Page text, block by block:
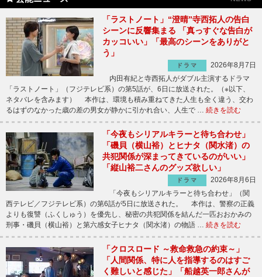
「ラストノート」“澄晴”寺西拓人の告白
シーンに反響集まる 「真っすぐな告白が
カッコいい」「最高のシーンをありがと
う」
ドラマ
2026年8月7日
内田有紀と寺西拓人がダブル主演するドラマ
「ラストノート」（フジテレビ系）の第5話が、6日に放送された。（※以下、
ネタバレを含みます） 本作は、環境も積み重ねてきた人生も全く違う、交わ
るはずのなかった歳の差の男女が静かに引かれ合い、人生で … 続きを読む
「今夜もシリアルキラーと待ち合わせ」
「磯貝（横山裕）とヒナタ（関水渚）の
共犯関係が深まってきているのがいい」
「縦山裕二さんのグッズ欲しい」
ドラマ
2026年8月6日
「今夜もシリアルキラーと待ち合わせ」（関
西テレビ／フジテレビ系）の第6話が5日に放送された。 本作は、警察の正義
よりも復讐（ふくしゅう）を優先し、秘密の共犯関係を結んだ一匹おおかみの
刑事・磯貝（横山裕）と第六感女子ヒナタ（関水渚）の物語 … 続きを読む
「クロスロード ～救命救急の約束～」
「人間関係、特に人を指導するのはすご
く難しいと感じた」「船越英一郎さんが